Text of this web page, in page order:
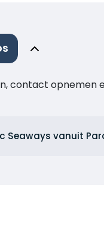
contact opnemen
Seaways vanuit